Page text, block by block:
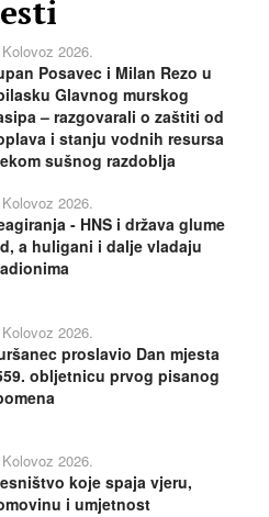
2026.
Posavec i Milan Rezo u
Glavnog murskog
– razgovarali o zaštiti od
i stanju vodnih resursa
sušnog razdoblja
2026.
- HNS i država glume
a huligani i dalje vladaju
2026.
proslavio Dan mjesta
obljetnicu prvog pisanog
2026.
koje spaja vjeru,
i umjetnost